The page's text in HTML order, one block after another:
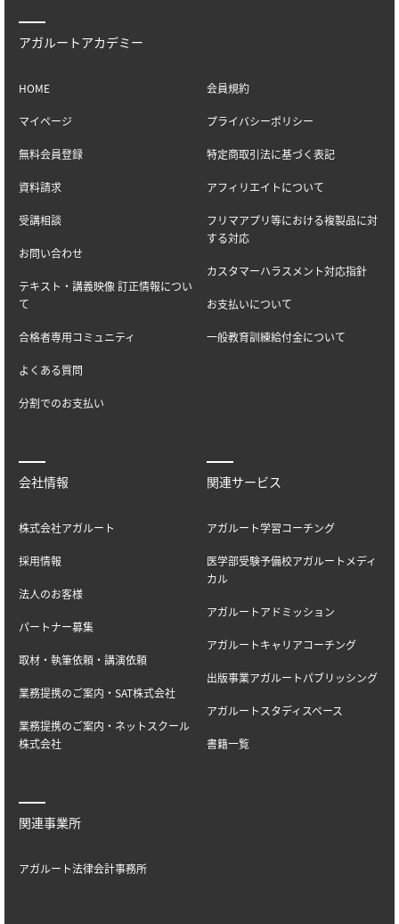
アガルートアカデミー
HOME
マイページ
無料会員登録
資料請求
受講相談
お問い合わせ
テキスト・講義映像 訂正情報につい
て
合格者専用コミュニティ
よくある質問
分割でのお支払い
会員規約
プライバシーポリシー
特定商取引法に基づく表記
アフィリエイトについて
フリマアプリ等における複製品に対
する対応
カスタマーハラスメント対応指針
お支払いについて
一般教育訓練給付金について
会社情報
株式会社アガルート
採用情報
法人のお客様
パートナー募集
取材・執筆依頼・講演依頼
業務提携のご案内・SAT株式会社
業務提携のご案内・ネットスクール
株式会社
関連サービス
アガルート学習コーチング
医学部受験予備校アガルートメディ
カル
アガルートアドミッション
アガルートキャリアコーチング
出版事業アガルートパブリッシング
アガルートスタディスペース
書籍一覧
関連事業所
アガルート法律会計事務所